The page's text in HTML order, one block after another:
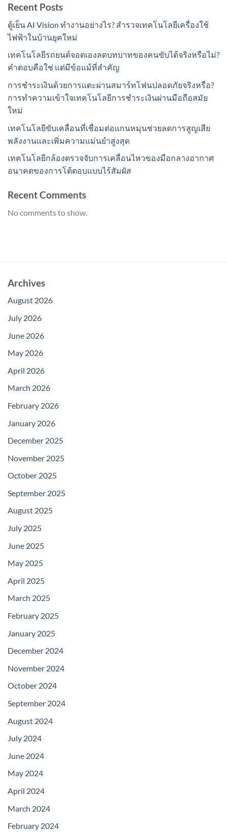
Recent Posts
ตู้เย็น AI Vision ทำงานอย่างไร? สำรวจเทคโนโลยีเครื่องใช้
ไฟฟ้าในบ้านยุคใหม่
เทคโนโลยีรถยนต์จอดเองลดบทบาทของคนขับได้จริงหรือไม่?
คำตอบคือใช่ แต่มีข้อแม้ที่สำคัญ
การชำระเงินด้วยการแตะผ่านสมาร์ทโฟนปลอดภัยจริงหรือ?
การทำความเข้าใจเทคโนโลยีการชำระเงินผ่านมือถือสมัย
ใหม่
เทคโนโลยีขับเคลื่อนที่เชื่อมต่อแกนหมุนช่วยลดการสูญเสีย
พลังงานและเพิ่มความแม่นยำสูงสุด
เทคโนโลยีกล้องตรวจจับการเคลื่อนไหวของมือกลางอากาศ
อนาคตของการโต้ตอบแบบไร้สัมผัส
Recent Comments
No comments to show.
Archives
August 2026
July 2026
June 2026
May 2026
April 2026
March 2026
February 2026
January 2026
December 2025
November 2025
October 2025
September 2025
August 2025
July 2025
June 2025
May 2025
April 2025
March 2025
February 2025
January 2025
December 2024
November 2024
October 2024
September 2024
August 2024
July 2024
June 2024
May 2024
April 2024
March 2024
February 2024